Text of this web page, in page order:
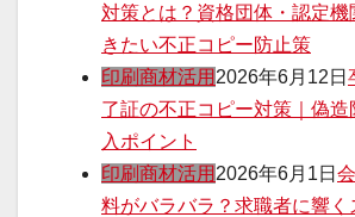
対策とは？資格団体・認定機
きたい不正コピー防止策
印刷商材活用 2026年6月12日
了証の不正コピー対策｜偽
入ポイント
印刷商材活用 2026年6月1日
料がバラバラ？求職者に響く